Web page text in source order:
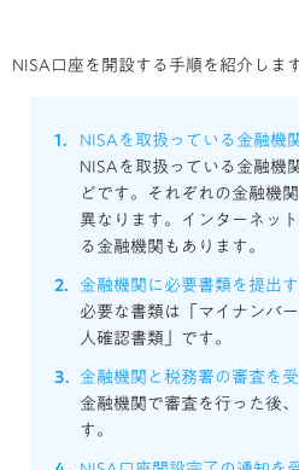
NISA口座を開設する手順を紹介します
NISAを取扱っている金融機
NISAを取扱っている金融機
どです。それぞれの金融機
異なります。インターネッ
る金融機関もあります。
金融機関に必要書類を提出
必要な書類は「マイナンバ
人確認書類」です。
金融機関と税務署の審査を
金融機関で審査を行った後
す。